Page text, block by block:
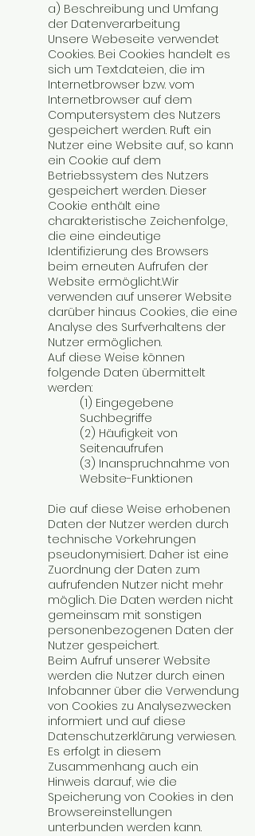
a) Beschreibung und Umfang
der Datenverarbeitung
Unsere Webeseite verwendet
Cookies. Bei Cookies handelt es
sich um Textdateien, die im
Internetbrowser bzw. vom
Internetbrowser auf dem
Computersystem des Nutzers
gespeichert werden. Ruft ein
Nutzer eine Website auf, so kann
ein Cookie auf dem
Betriebssystem des Nutzers
gespeichert werden. Dieser
Cookie enthält eine
charakteristische Zeichenfolge,
die eine eindeutige
Identifizierung des Browsers
beim erneuten Aufrufen der
Website ermöglicht.Wir
verwenden auf unserer Website
darüber hinaus Cookies, die eine
Analyse des Surfverhaltens der
Nutzer ermöglichen.
Auf diese Weise können
folgende Daten übermittelt
werden:
(1) Eingegebene
Suchbegriffe
(2) Häufigkeit von
Seitenaufrufen
(3) Inanspruchnahme von
Website-Funktionen
Die auf diese Weise erhobenen
Daten der Nutzer werden durch
technische Vorkehrungen
pseudonymisiert. Daher ist eine
Zuordnung der Daten zum
aufrufenden Nutzer nicht mehr
möglich. Die Daten werden nicht
gemeinsam mit sonstigen
personenbezogenen Daten der
Nutzer gespeichert.
Beim Aufruf unserer Website
werden die Nutzer durch einen
Infobanner über die Verwendung
von Cookies zu Analysezwecken
informiert und auf diese
Datenschutzerklärung verwiesen.
Es erfolgt in diesem
Zusammenhang auch ein
Hinweis darauf, wie die
Speicherung von Cookies in den
Browsereinstellungen
unterbunden werden kann.